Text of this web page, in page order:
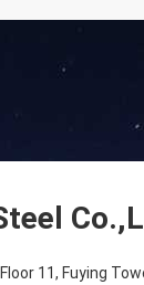
Floor 11, Fuying